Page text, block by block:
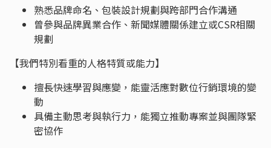
熟悉品牌命名、包裝設計規劃與跨部門合作溝通
曾參與品牌異業合作、新聞媒體關係建立或CSR相關
規劃
【我們特別看重的人格特質或能力】
擅長快速學習與應變，能靈活應對數位行銷環境的變
動
具備主動思考與執行力，能獨立推動專案並與團隊緊
密協作